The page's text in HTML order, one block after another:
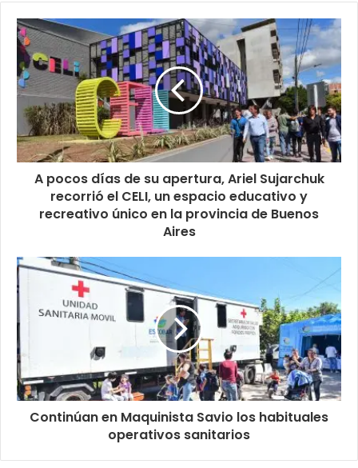
A pocos días de su apertura, Ariel Sujarchuk
recorrió el CELI, un espacio educativo y
recreativo único en la provincia de Buenos
Aires
Continúan en Maquinista Savio los habituales
operativos sanitarios